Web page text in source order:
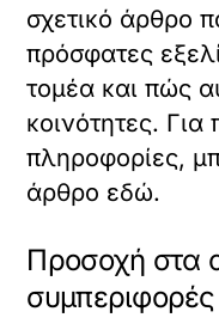
σχετικό άρθρο
πρόσφατες
τομέα και πώς
κοινότητες. Για
πληροφορίες,
άρθρο εδώ.
Προσοχή στα
συμπεριφορές